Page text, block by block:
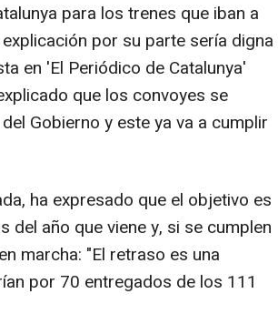
para los trenes que iban a
por su parte sería digna
en 'El Periódico de Catalunya'
que los convoyes se
Gobierno y este ya va a cumplir
ha expresado que el objetivo es
año que viene y, si se cumplen
marcha: "El retraso es una
por 70 entregados de los 111